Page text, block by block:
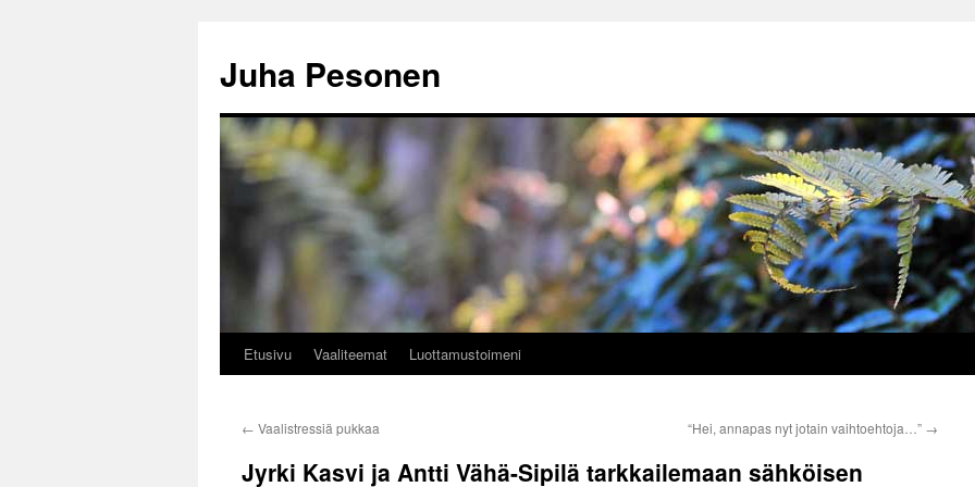
Juha Pesonen
Etusivu Vaaliteemat Luottamustoimeni
← Vaalistressiä pukkaa “Hei, annapas nyt jotain vaihtoehtoja…” →
Jyrki Kasvi ja Antti Vähä-Sipilä tarkkailemaan sähköisen